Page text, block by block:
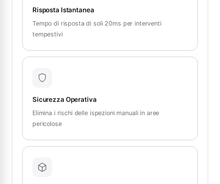
Risposta Istantanea
Tempo di risposta di soli 20ms per interventi
tempestivi
Sicurezza Operativa
Elimina i rischi delle ispezioni manuali in aree
pericolose